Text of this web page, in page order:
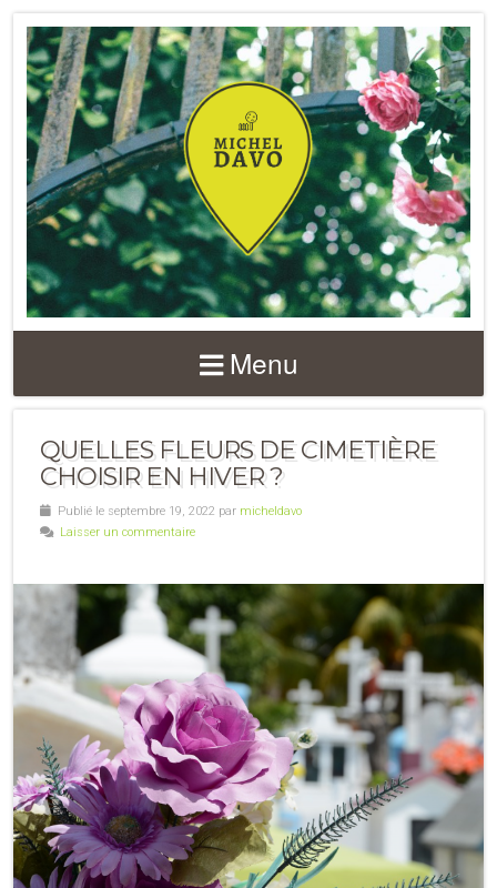
Menu
QUELLES FLEURS DE CIMETIÈRE
CHOISIR EN HIVER ?
Publié le septembre 19, 2022 par micheldavo
Laisser un commentaire